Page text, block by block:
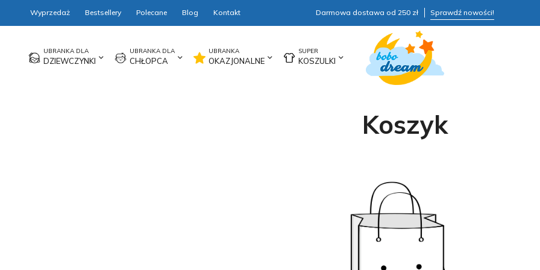
Wyprzedaż Bestsellery Polecane Blog Kontakt Darmowa dostawa od 250 zł Sprawdź nowości!
DZIEWCZYNKI CHŁOPCA OKAZJONALNE KOSZULKI
Koszyk